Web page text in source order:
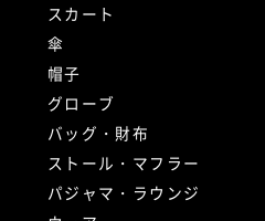
スカート
傘
帽子
グローブ
バッグ・財布
ストール・マフラー
パジャマ・ラウンジ